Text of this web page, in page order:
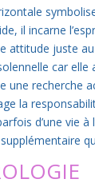
il incarne
attitude juste
car elle
une recherche
la
d’une vie